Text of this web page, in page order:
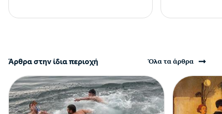
Άρθρα στην ίδια περιοχή Όλα τα άρθρα